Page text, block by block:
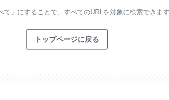
て」にすることで、 すべてのURLを対象に検索できます
トップページに戻る